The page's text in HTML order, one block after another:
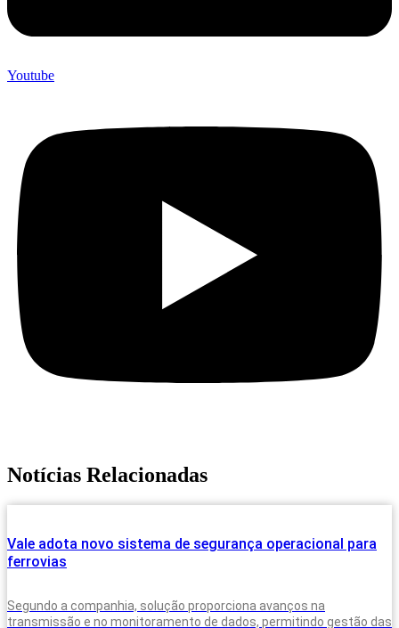
Youtube
Notícias Relacionadas
Vale adota novo sistema de segurança operacional para
ferrovias
Segundo a companhia, solução proporciona avanços na
transmissão e no monitoramento de dados, permitindo gestão das